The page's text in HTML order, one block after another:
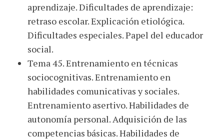
aprendizaje. Dificultades de aprendizaje:
retraso escolar. Explicación etiológica.
Dificultades especiales. Papel del educador
social.
Tema 45. Entrenamiento en técnicas
sociocognitivas. Entrenamiento en
habilidades comunicativas y sociales.
Entrenamiento asertivo. Habilidades de
autonomía personal. Adquisición de las
competencias básicas. Habilidades de